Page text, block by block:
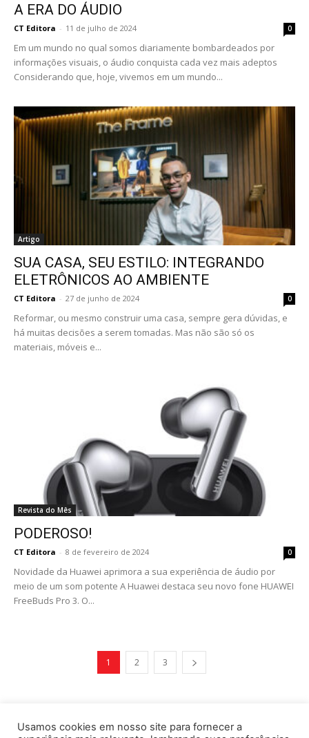
A ERA DO ÁUDIO
CT Editora - 11 de julho de 2024 0
Em um mundo no qual somos diariamente bombardeados por
informações visuais, o áudio conquista cada vez mais adeptos
Considerando que, hoje, vivemos em um mundo...
Artigo
SUA CASA, SEU ESTILO: INTEGRANDO
ELETRÔNICOS AO AMBIENTE
CT Editora - 27 de junho de 2024 0
Reformar, ou mesmo construir uma casa, sempre gera dúvidas, e
há muitas decisões a serem tomadas. Mas não são só os
materiais, móveis e...
Revista do Mês
PODEROSO!
CT Editora - 8 de fevereiro de 2024 0
Novidade da Huawei aprimora a sua experiência de áudio por
meio de um som potente A Huawei destaca seu novo fone HUAWEI
FreeBuds Pro 3. O...
1 2 3
Usamos cookies em nosso site para fornecer a